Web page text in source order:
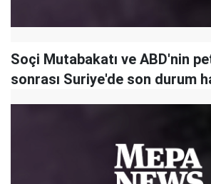
Soçi Mutabakatı ve ABD'nin
sonrası Suriye'de son durum